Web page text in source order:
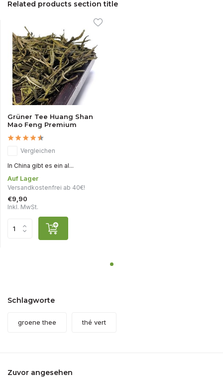
Related products section title
Grüner Tee Huang Shan
Mao Feng Premium
Vergleichen
In China gibt es ein al...
Auf Lager
Versandkostenfrei ab 40€!
€9,90
Inkl. MwSt.
Schlagworte
groene thee thé vert
Zuvor angesehen